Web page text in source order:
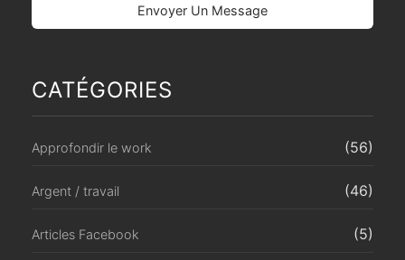
CATÉGORIES
Approfondir le work (56)
Argent / travail (46)
Articles Facebook (5)